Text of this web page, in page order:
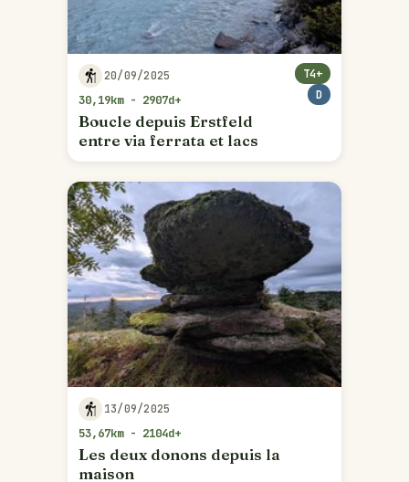
20/09/2025
30,19km - 2907d+
Boucle depuis Erstfeld
entre via ferrata et lacs
T4+
D
13/09/2025
53,67km - 2104d+
Les deux donons depuis la
maison